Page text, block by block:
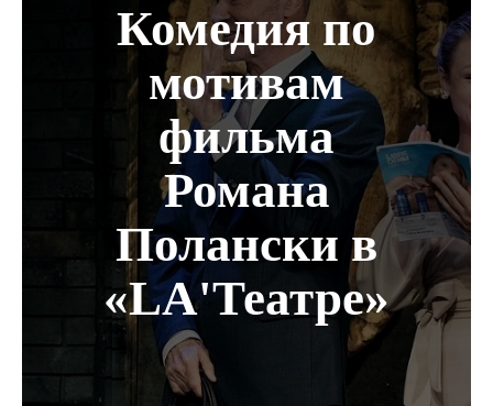
Комедия по
мотивам
фильма
Романа
Полански в
«LA'Театре»